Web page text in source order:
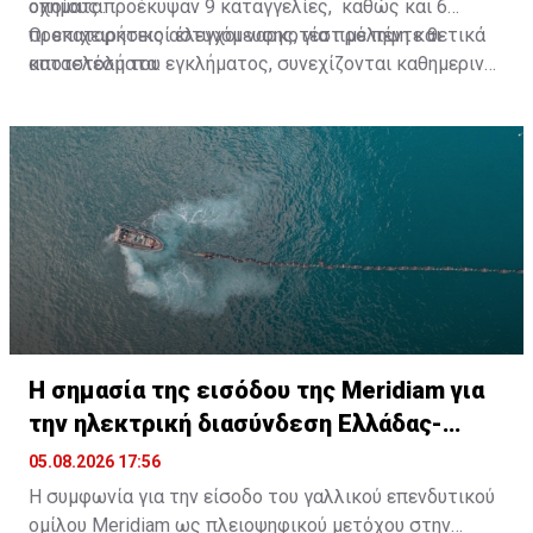
οχήματα.
οποίους προέκυψαν 9 καταγγελίες, καθώς και 6
προκαταρκτικοί έλεγχοι ναρκοτέστ με πέντε θετικά
αποτελέσματα.
Οι επιχειρήσεις αστυνόμευσης, για πρόληψη και
καταστολή του εγκλήματος, συνεχίζονται καθημερινά,
στοχευμένους ελέγχους και άμεση επιχειρησιακή
δράση, με σκοπό την αύξηση του αισθήματος
ασφάλειας των πολιτών/την προστασία των πολιτών
και τη διασφάλιση της δημόσιας τάξης.
H σημασία της εισόδου της Meridiam για
την ηλεκτρική διασύνδεση Ελλάδας-
Κύπρου
05.08.2026 17:56
Η συμφωνία για την είσοδο του γαλλικού επενδυτικού
ομίλου Meridiam ως πλειοψηφικού μετόχου στην